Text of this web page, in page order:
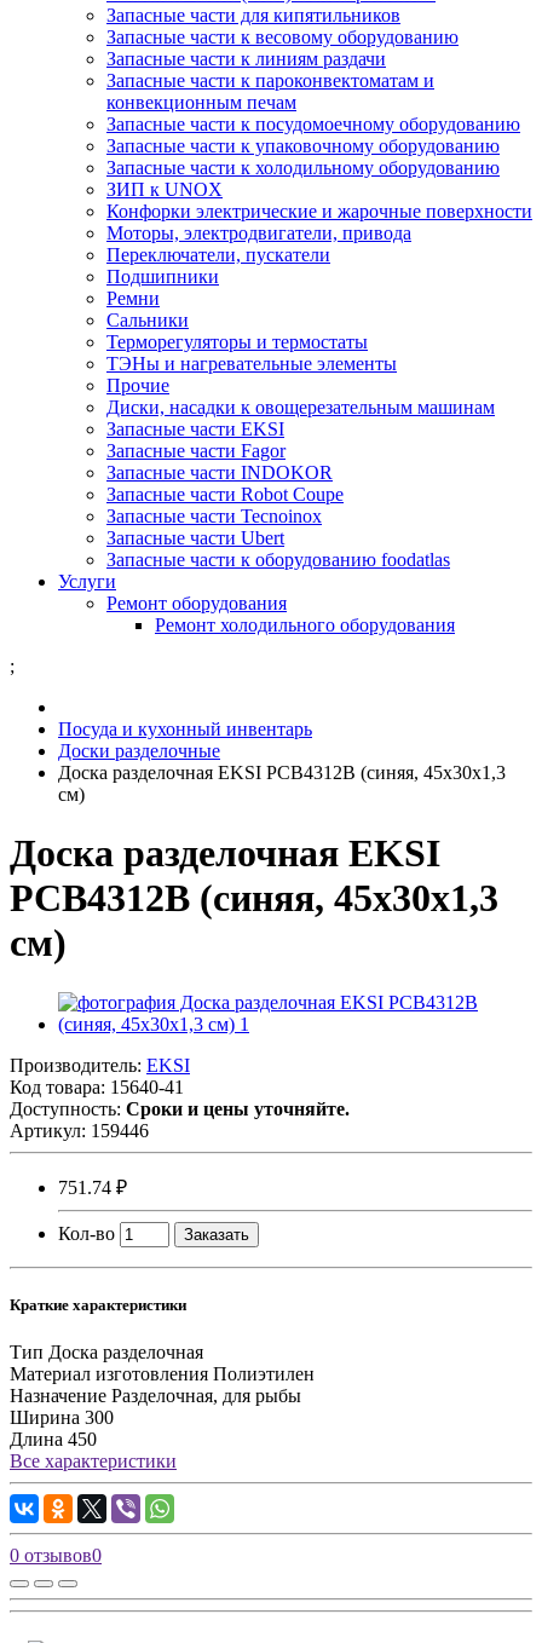
Запасные части для кипятильников
Запасные части к весовому оборудованию
Запасные части к линиям раздачи
Запасные части к пароконвектоматам и
конвекционным печам
Запасные части к посудомоечному оборудованию
Запасные части к упаковочному оборудованию
Запасные части к холодильному оборудованию
ЗИП к UNOX
Конфорки электрические и жарочные поверхности
Моторы, электродвигатели, привода
Переключатели, пускатели
Подшипники
Ремни
Сальники
Терморегуляторы и термостаты
ТЭНы и нагревательные элементы
Прочие
Диски, насадки к овощерезательным машинам
Запасные части EKSI
Запасные части Fagor
Запасные части INDOKOR
Запасные части Robot Coupe
Запасные части Tecnoinox
Запасные части Ubert
Запасные части к оборудованию foodatlas
Услуги
Ремонт оборудования
Ремонт холодильного оборудования
;
Посуда и кухонный инвентарь
Доски разделочные
Доска разделочная EKSI PCB4312B (синяя, 45х30х1,3
см)
Доска разделочная EKSI
PCB4312B (синяя, 45х30х1,3
см)
Производитель: EKSI
Код товара: 15640-41
Доступность: Сроки и цены уточняйте.
Артикул: 159446
751.74 ₽
Кол-во Заказать
Краткие характеристики
Тип Доска разделочная
Материал изготовления Полиэтилен
Назначение Разделочная, для рыбы
Ширина 300
Длина 450
Все характеристики
0 отзывов0